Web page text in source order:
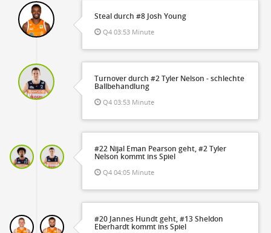
Steal durch #8 Josh Young
Q4 03:53 Minute
Turnover durch #2 Tyler Nelson - schlechte
Ballbehandlung
Q4 03:53 Minute
#22 Nijal Eman Pearson geht, #2 Tyler
Nelson kommt ins Spiel
Q4 04:05 Minute
#20 Jannes Hundt geht, #13 Sheldon
Eberhardt kommt ins Spiel